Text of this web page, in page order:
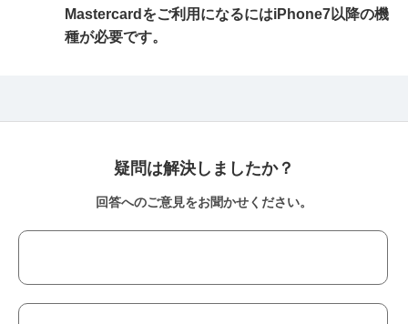
Mastercardをご利用になるにはiPhone7以降の機
種が必要です。
疑問は解決しましたか？
回答へのご意見をお聞かせください。